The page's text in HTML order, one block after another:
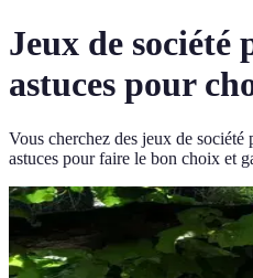
Jeux de société
astuces pour
Vous cherchez des jeux de
astuces pour faire le bon choix et